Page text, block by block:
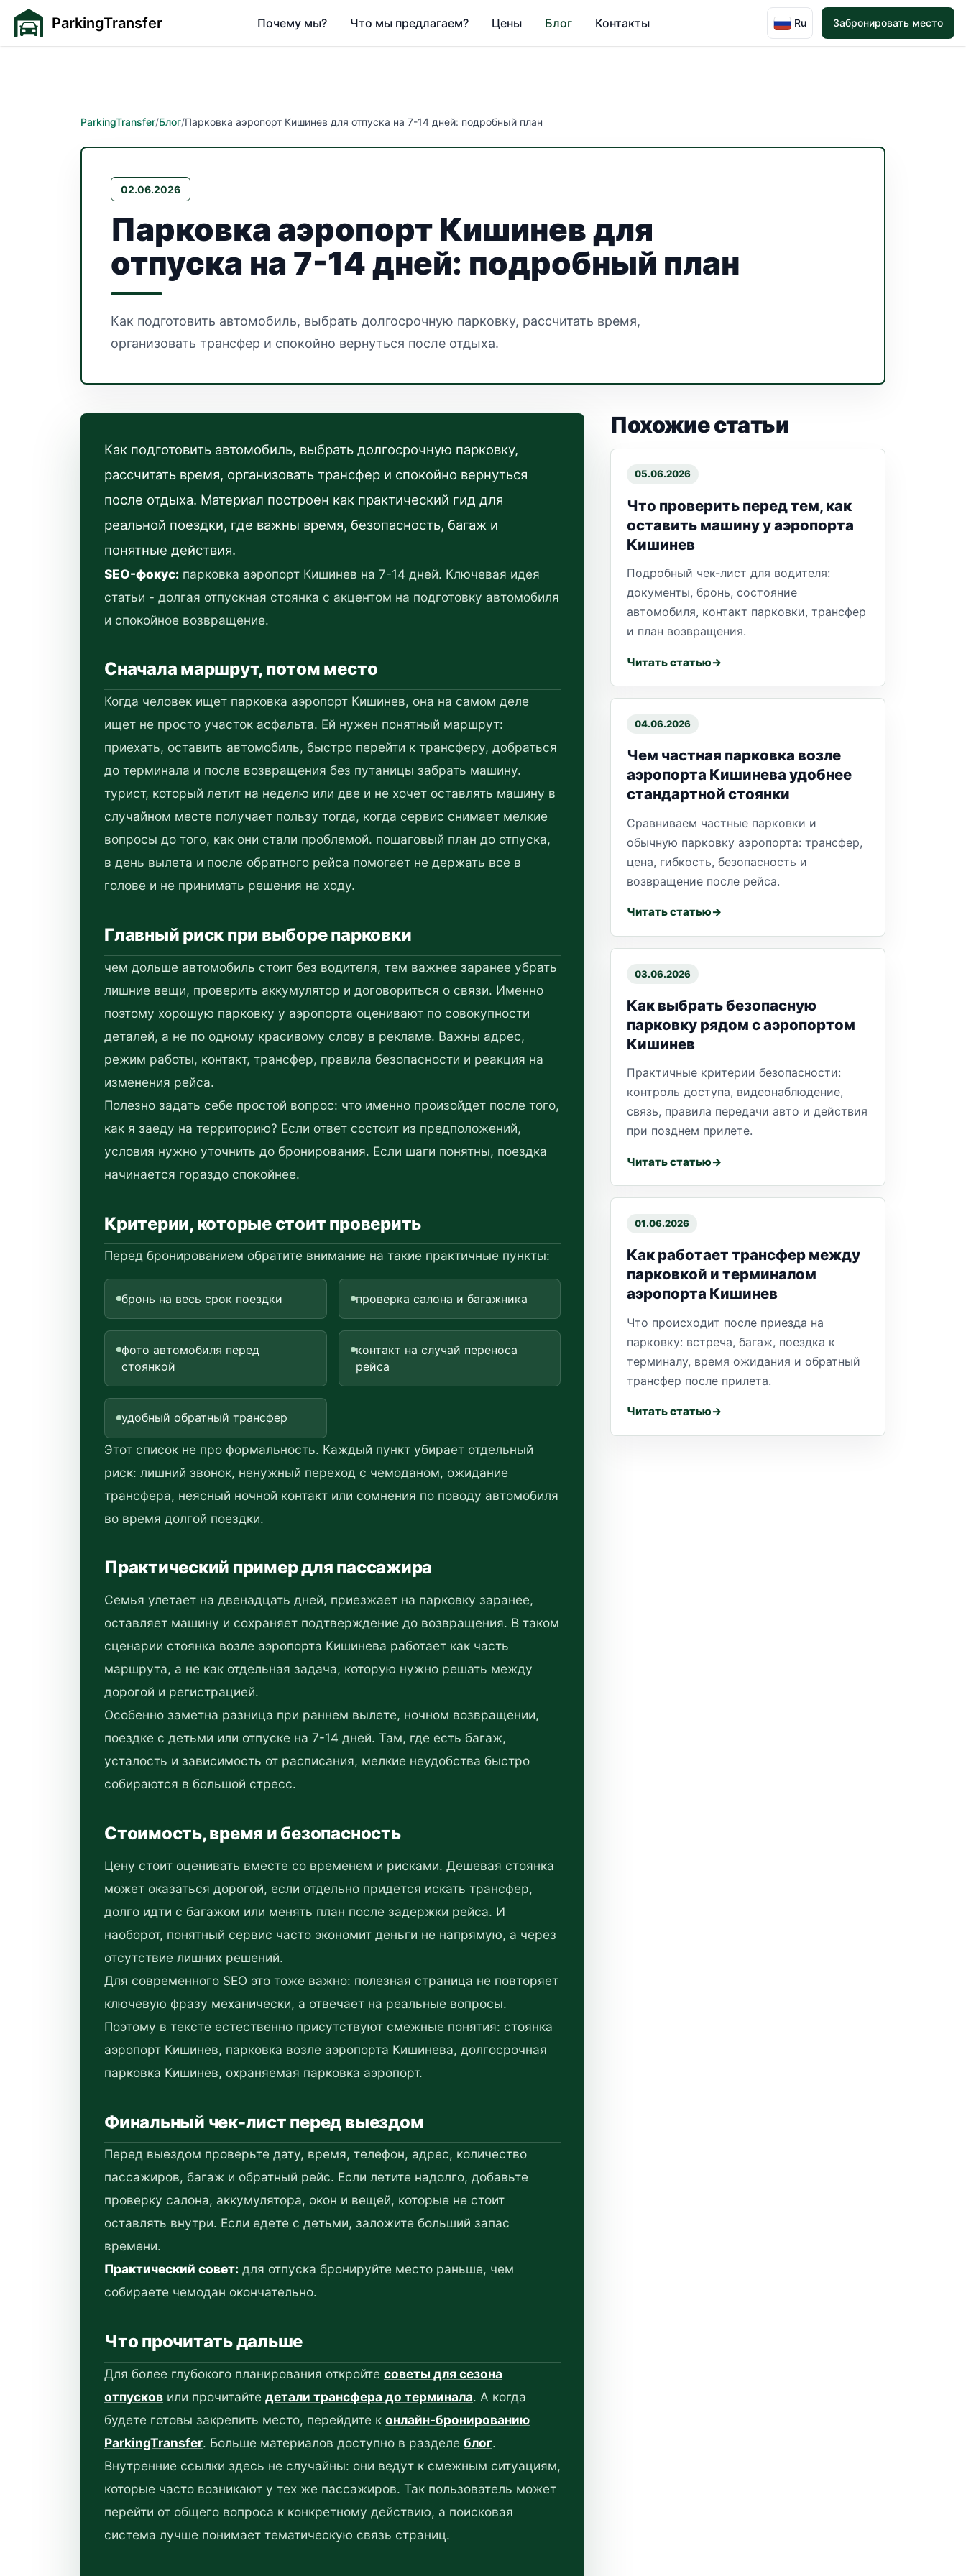
ParkingTransfer Ru Забронировать место
Почему мы? Что мы предлагаем? Цены Блог Контакты
ParkingTransfer/Блог/Парковка аэропорт Кишинев для отпуска на 7-14 дней: подробный план
02.06.2026
Парковка аэропорт Кишинев для
отпуска на 7-14 дней: подробный план
Как подготовить автомобиль, выбрать долгосрочную парковку, рассчитать время,
организовать трансфер и спокойно вернуться после отдыха.
Как подготовить автомобиль, выбрать долгосрочную парковку,
рассчитать время, организовать трансфер и спокойно вернуться
после отдыха. Материал построен как практический гид для
реальной поездки, где важны время, безопасность, багаж и
понятные действия.
SEO-фокус: парковка аэропорт Кишинев на 7-14 дней. Ключевая идея
статьи - долгая отпускная стоянка с акцентом на подготовку автомобиля
и спокойное возвращение.
Сначала маршрут, потом место
Когда человек ищет парковка аэропорт Кишинев, она на самом деле
ищет не просто участок асфальта. Ей нужен понятный маршрут:
приехать, оставить автомобиль, быстро перейти к трансферу, добраться
до терминала и после возвращения без путаницы забрать машину.
турист, который летит на неделю или две и не хочет оставлять машину в
случайном месте получает пользу тогда, когда сервис снимает мелкие
вопросы до того, как они стали проблемой. пошаговый план до отпуска,
в день вылета и после обратного рейса помогает не держать все в
голове и не принимать решения на ходу.
Главный риск при выборе парковки
чем дольше автомобиль стоит без водителя, тем важнее заранее убрать
лишние вещи, проверить аккумулятор и договориться о связи. Именно
поэтому хорошую парковку у аэропорта оценивают по совокупности
деталей, а не по одному красивому слову в рекламе. Важны адрес,
режим работы, контакт, трансфер, правила безопасности и реакция на
изменения рейса.
Полезно задать себе простой вопрос: что именно произойдет после того,
как я заеду на территорию? Если ответ состоит из предположений,
условия нужно уточнить до бронирования. Если шаги понятны, поездка
начинается гораздо спокойнее.
Критерии, которые стоит проверить
Перед бронированием обратите внимание на такие практичные пункты:
бронь на весь срок поездки проверка салона и багажника
фото автомобиля перед
стоянкой
контакт на случай переноса
рейса
удобный обратный трансфер
Этот список не про формальность. Каждый пункт убирает отдельный
риск: лишний звонок, ненужный переход с чемоданом, ожидание
трансфера, неясный ночной контакт или сомнения по поводу автомобиля
во время долгой поездки.
Практический пример для пассажира
Семья улетает на двенадцать дней, приезжает на парковку заранее,
оставляет машину и сохраняет подтверждение до возвращения. В таком
сценарии стоянка возле аэропорта Кишинева работает как часть
маршрута, а не как отдельная задача, которую нужно решать между
дорогой и регистрацией.
Особенно заметна разница при раннем вылете, ночном возвращении,
поездке с детьми или отпуске на 7-14 дней. Там, где есть багаж,
усталость и зависимость от расписания, мелкие неудобства быстро
собираются в большой стресс.
Стоимость, время и безопасность
Цену стоит оценивать вместе со временем и рисками. Дешевая стоянка
может оказаться дорогой, если отдельно придется искать трансфер,
долго идти с багажом или менять план после задержки рейса. И
наоборот, понятный сервис часто экономит деньги не напрямую, а через
отсутствие лишних решений.
Для современного SEO это тоже важно: полезная страница не повторяет
ключевую фразу механически, а отвечает на реальные вопросы.
Поэтому в тексте естественно присутствуют смежные понятия: стоянка
аэропорт Кишинев, парковка возле аэропорта Кишинева, долгосрочная
парковка Кишинев, охраняемая парковка аэропорт.
Финальный чек-лист перед выездом
Перед выездом проверьте дату, время, телефон, адрес, количество
пассажиров, багаж и обратный рейс. Если летите надолго, добавьте
проверку салона, аккумулятора, окон и вещей, которые не стоит
оставлять внутри. Если едете с детьми, заложите больший запас
времени.
Практический совет: для отпуска бронируйте место раньше, чем
собираете чемодан окончательно.
Что прочитать дальше
Для более глубокого планирования откройте советы для сезона
отпусков или прочитайте детали трансфера до терминала. А когда
будете готовы закрепить место, перейдите к онлайн-бронированию
ParkingTransfer. Больше материалов доступно в разделе блог.
Внутренние ссылки здесь не случайны: они ведут к смежным ситуациям,
которые часто возникают у тех же пассажиров. Так пользователь может
перейти от общего вопроса к конкретному действию, а поисковая
система лучше понимает тематическую связь страниц.
Похожие статьи
05.06.2026
Что проверить перед тем, как
оставить машину у аэропорта
Кишинев
Подробный чек-лист для водителя:
документы, бронь, состояние
автомобиля, контакт парковки, трансфер
и план возвращения.
Читать статью
04.06.2026
Чем частная парковка возле
аэропорта Кишинева удобнее
стандартной стоянки
Сравниваем частные парковки и
обычную парковку аэропорта: трансфер,
цена, гибкость, безопасность и
возвращение после рейса.
Читать статью
03.06.2026
Как выбрать безопасную
парковку рядом с аэропортом
Кишинев
Практичные критерии безопасности:
контроль доступа, видеонаблюдение,
связь, правила передачи авто и действия
при позднем прилете.
Читать статью
01.06.2026
Как работает трансфер между
парковкой и терминалом
аэропорта Кишинев
Что происходит после приезда на
парковку: встреча, багаж, поездка к
терминалу, время ожидания и обратный
трансфер после прилета.
Читать статью